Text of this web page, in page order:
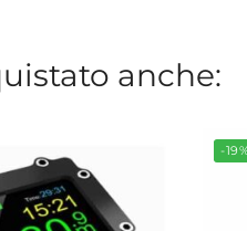
anche:
-